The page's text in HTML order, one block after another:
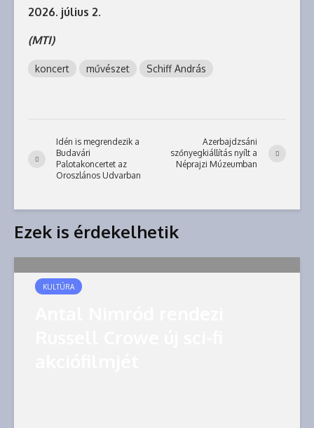
2026. július 2.
(MTI)
koncert művészet Schiff András
Idén is megrendezik a
Budavári
Palotakoncertet az
Oroszlános Udvarban
Azerbajdzsáni
szőnyegkiállítás nyílt a
Néprajzi Múzeumban
Ezek is érdekelhetik
KULTÚRA